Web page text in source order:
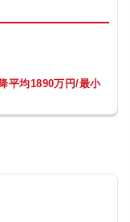
平均1890万円/最小